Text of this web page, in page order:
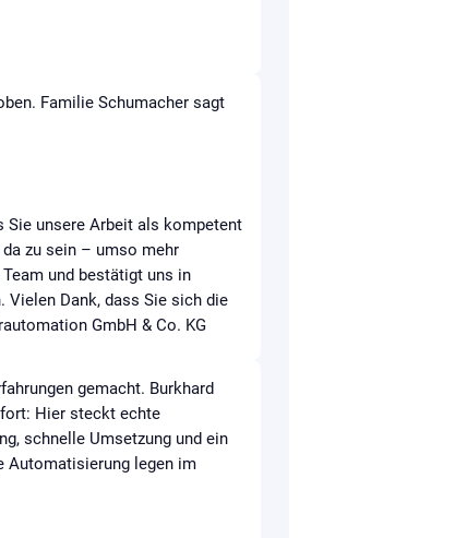
Familie Schumacher sagt
Sie unsere Arbeit als kompetent
zu sein – umso mehr
und bestätigt uns in
Vielen Dank, dass Sie sich die
GmbH & Co. KG
gemacht. Burkhard
Hier steckt echte
schnelle Umsetzung und ein
Automatisierung legen im